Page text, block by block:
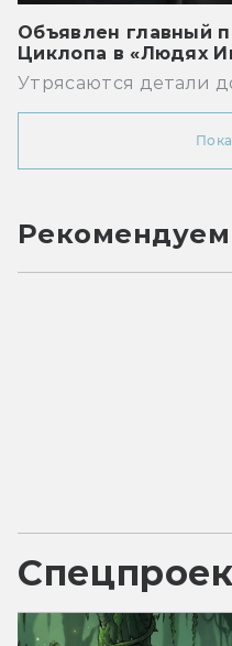
Объявлен главный
Циклопа в «Людях
Утрясаются детали
Рекомендуем